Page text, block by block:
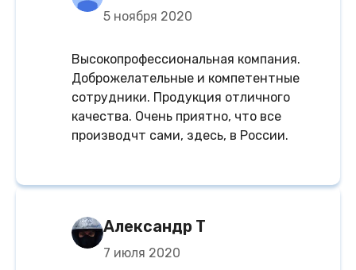
5 ноября 2020
Высокопрофессиональная компания.
Доброжелательные и компетентные
сотрудники. Продукция отличного
качества. Очень приятно, что все
производчт сами, здесь, в России.
Александр Т
7 июля 2020